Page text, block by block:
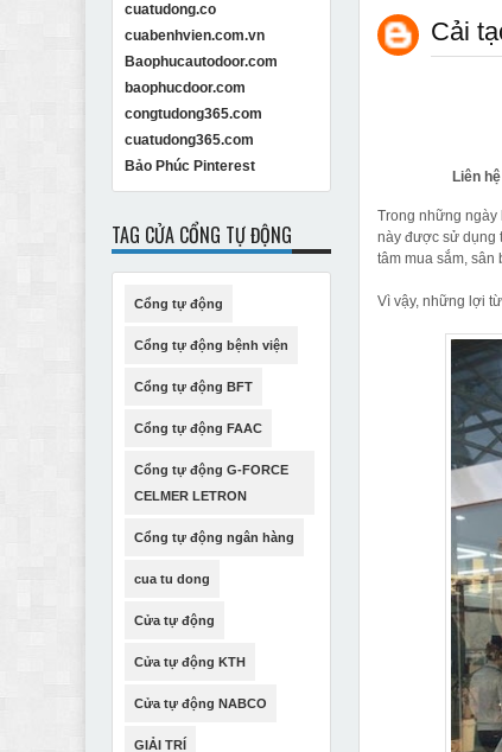
Cải
Liên
Trong những ngày
này được sử dụng
tâm mua sắm, sân
Vì vậy, những lợi
cuatudong.co
cuabenhvien.com.vn
Baophucautodoor.com
baophucdoor.com
congtudong365.com
cuatudong365.com
Bảo Phúc Pinterest
TAG CỬA CỔNG TỰ ĐỘNG
Cổng tự động
Cổng tự động bệnh viện
Cổng tự động BFT
Cổng tự động FAAC
Cổng tự động G-FORCE
CELMER LETRON
Cổng tự động ngân hàng
cua tu dong
Cửa tự động
Cửa tự động KTH
Cửa tự động NABCO
GIẢI TRÍ